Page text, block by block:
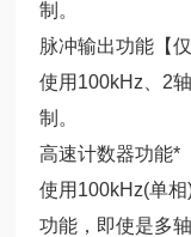
制。
脉冲输出功能【
使用100kHz、2
制。
高速计数器功能*
使用100kHz(单
功能，即使是多